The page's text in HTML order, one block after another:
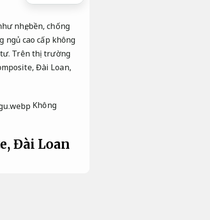
nhẹ, bền, chống
ngủ cao cấp không
tư. Trên thị trường
Đài Loan,
Không
Đài Loan